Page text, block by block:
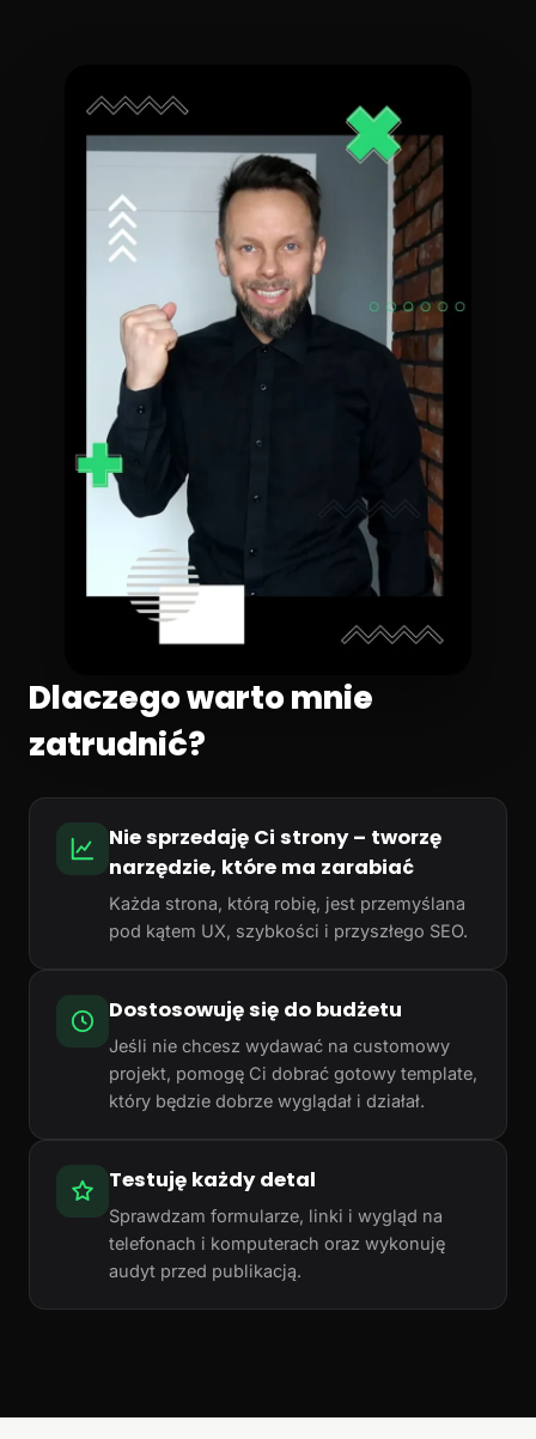
Dlaczego warto mnie
zatrudnić?
Nie sprzedaję Ci strony – tworzę
narzędzie, które ma zarabiać
Każda strona, którą robię, jest przemyślana
pod kątem UX, szybkości i przyszłego SEO.
Dostosowuję się do budżetu
Jeśli nie chcesz wydawać na customowy
projekt, pomogę Ci dobrać gotowy template,
który będzie dobrze wyglądał i działał.
Testuję każdy detal
Sprawdzam formularze, linki i wygląd na
telefonach i komputerach oraz wykonuję
audyt przed publikacją.